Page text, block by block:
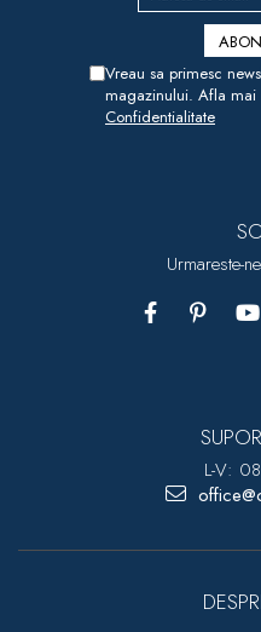
Vreau sa primesc
magazinului. Afla mai
Confidentialitate
Urmareste-
L-V: